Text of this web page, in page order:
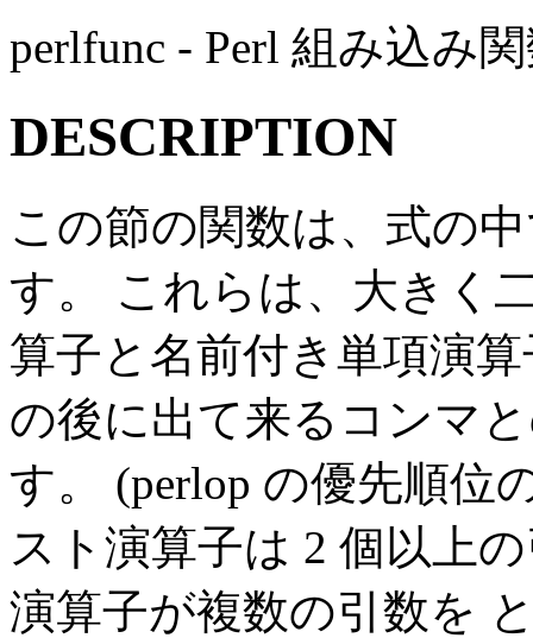
perlfunc - Perl 組み込み
DESCRIPTION
この節の関数は、式の
す。 これらは、大きく
算子と名前付き単項演
の後に出て来るコンマ
す。 (perlop の優先順位
スト演算子は 2 個以上
演算子が複数の引数を